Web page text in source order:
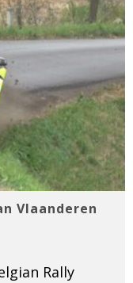
Vlaanderen
Rally